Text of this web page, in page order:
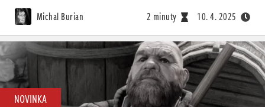
Michal Burian 2 minuty 10. 4. 2025
NOVINKA